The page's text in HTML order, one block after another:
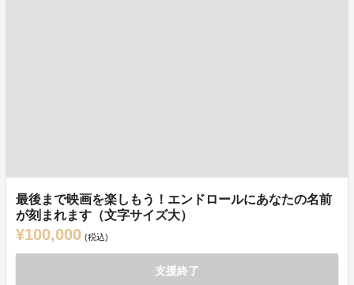
最後まで映画を楽しもう！エンドロールにあなたの名前
が刻まれます（文字サイズ大）
¥100,000 (税込)
支援終了